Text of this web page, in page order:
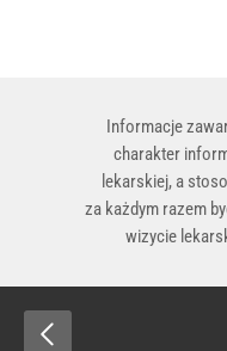
Informacje
charakter
lekarskiej, a
za każdym razem
wizycie